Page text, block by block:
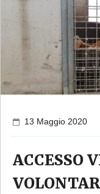
13 Maggio 2020
ACCESSO